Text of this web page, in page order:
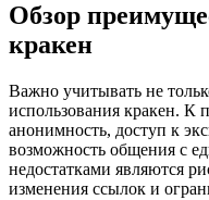
Обзор
кракен
Важно учитывать не
использования кракен. К
анонимность, доступ к
возможность общения с
недостатками являются
изменения ссылок и